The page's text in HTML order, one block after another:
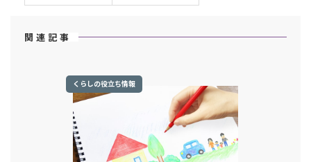
関連記事
くらしの役立ち情報